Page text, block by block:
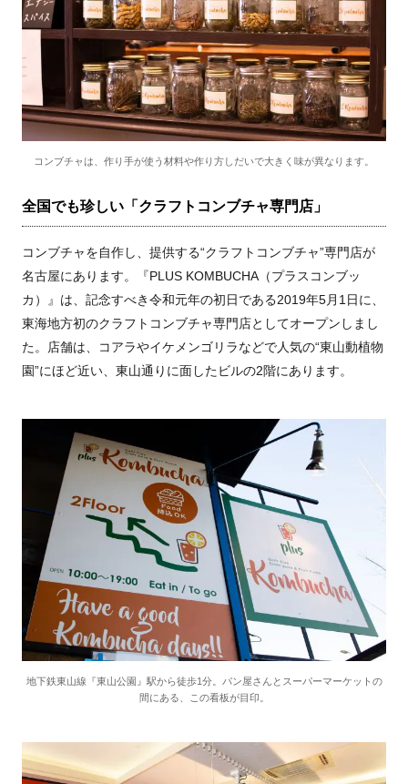
コンブチャは、作り手が使う材料や作り方しだいで大きく味が異なります。
全国でも珍しい「クラフトコンブチャ専門店」
コンブチャを自作し、提供する“クラフトコンブチャ”専門店が
名古屋にあります。『PLUS KOMBUCHA（プラスコンブッ
カ）』は、記念すべき令和元年の初日である2019年5月1日に、
東海地方初のクラフトコンブチャ専門店としてオープンしまし
た。店舗は、コアラやイケメンゴリラなどで人気の“東山動植物
園”にほど近い、東山通りに面したビルの2階にあります。
地下鉄東山線『東山公園』駅から徒歩1分。パン屋さんとスーパーマーケットの
間にある、この看板が目印。